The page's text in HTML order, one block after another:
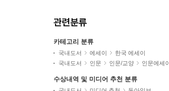
관련분류
카테고리 분류
국내도서 에세이
한국 에세이
국내도서
인문 인문/교양 인문에세이
수상내역 및 미디어 추천 분류